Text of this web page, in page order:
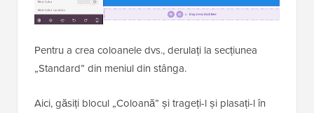
Pentru a crea coloanele dvs., derulați la secțiunea
„Standard” din meniul din stânga.
Aici, găsiți blocul „Coloană” și trageți-l și plasați-l în